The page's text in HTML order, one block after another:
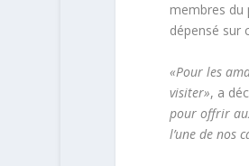
membres du
dépensé sur
«Pour les
visiter», a
pour offrir
l’une de nos